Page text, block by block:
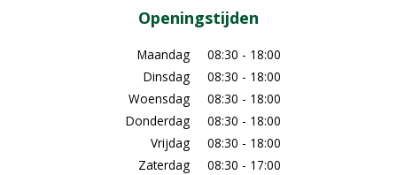
Openingstijden
Maandag
08:30 - 18:00
Dinsdag
08:30 - 18:00
Woensdag
08:30 - 18:00
Donderdag
08:30 - 18:00
Vrijdag
08:30 - 18:00
Zaterdag
08:30 - 17:00